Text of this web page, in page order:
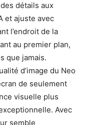
détails aux
et ajuste avec
l’endroit de la
au premier plan,
que jamais.
d’image du Neo
de seulement
visuelle plus
Avec
semble